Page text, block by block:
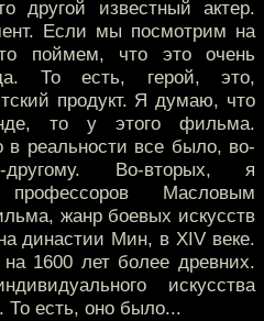
другой известный актер.
Если мы посмотрим на
поймем, что это очень
То есть, герой, это,
продукт. Я думаю, что
то у этого фильма.
реальности все было, во-
Во-вторых, я
Масловым
жанр боевых искусств
династии Мин, в XIV веке.
1600 лет более древних.
искусства
есть, оно было...